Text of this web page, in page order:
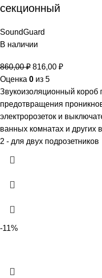
секционный
SoundGuard
В наличии
860,00₽ 816,00 ₽
Оценка 0 из 5
Звукоизоляционный короб
предотвращения
электророзеток и
ванных комнатах и
2 - для двух подрозетников
-11%